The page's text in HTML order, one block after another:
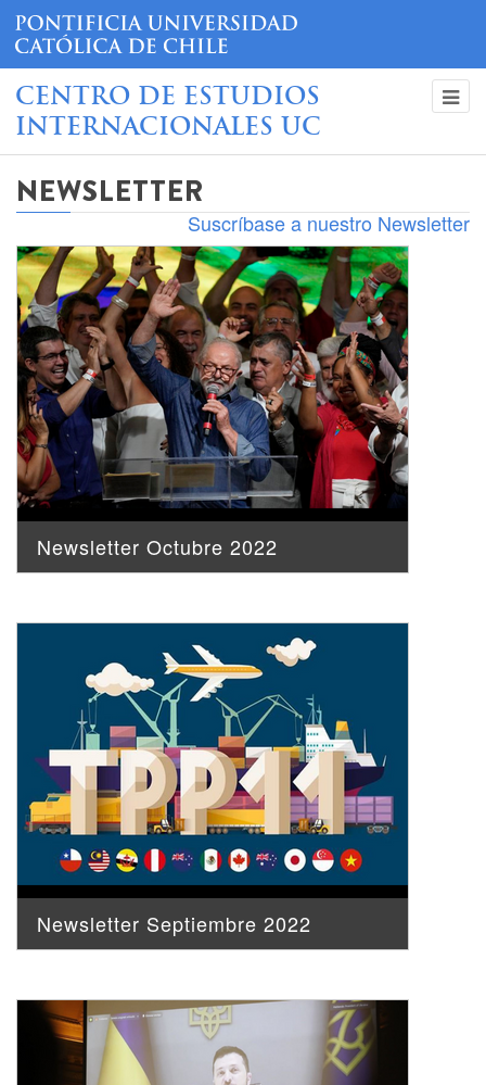
CENTRO DE ESTUDIOS
INTERNACIONALES UC
NEWSLETTER
Suscríbase a nuestro Newsletter
Newsletter Octubre 2022
Newsletter Septiembre 2022